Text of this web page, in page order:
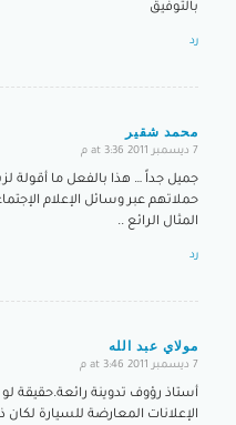
بالتوفيق
رد
محمد شقير
says:
7 ديسمبر 2011 at 3:36 م
جميل جداً … هذا بالفعل ما أقولة
حملاتهم عبر وسائل الإعلام
المثال الرائع ..
رد
مولاي عبد الله
says:
7 ديسمبر 2011 at 3:46 م
أستاذ رؤوف تدوينة رائعة.حقيقة
الإعلانات المعارضة للسيارة